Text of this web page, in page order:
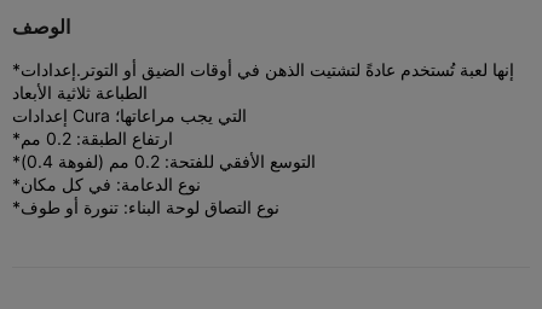
الوصف
*إنها لعبة تُستخدم عادةً لتشتيت الذهن في أوقات الضيق أو التوتر.إعدادات
الطباعة ثلاثية الأبعاد
إعدادات Cura التي يجب مراعاتها؛
*ارتفاع الطبقة: 0.2 مم
*التوسع الأفقي للفتحة: 0.2 مم (لفوهة 0.4)
*نوع الدعامة: في كل مكان
*نوع التصاق لوحة البناء: تنورة أو طوف